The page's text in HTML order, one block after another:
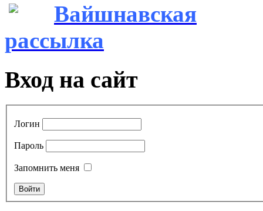
Вайшнавская
рассылка
Вход на сайт
Логин
Пароль
Запомнить меня